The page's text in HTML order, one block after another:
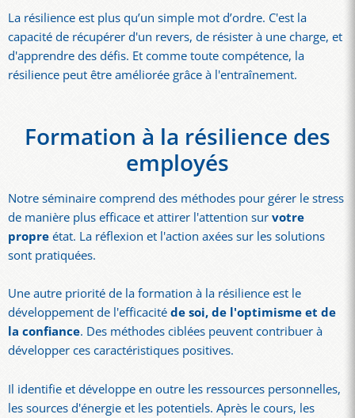
La résilience est plus qu’un simple mot d’ordre. C'est la
capacité de récupérer d'un revers, de résister à une charge, et
d'apprendre des défis. Et comme toute compétence, la
résilience peut être améliorée grâce à l'entraînement.
Formation à la résilience des
employés
Notre séminaire comprend des méthodes pour gérer le stress
de manière plus efficace et attirer l'attention survotre
propreétat. La réflexion et l'action axées sur les solutions
sont pratiquées.
Une autre priorité de la formation à la résilience est le
développement de l'efficacitéde soi, de l'optimisme et de
la confiance. Des méthodes ciblées peuvent contribuer à
développer ces caractéristiques positives.
Il identifie et développe en outre les ressources personnelles,
les sources d'énergie et les potentiels. Après le cours, les